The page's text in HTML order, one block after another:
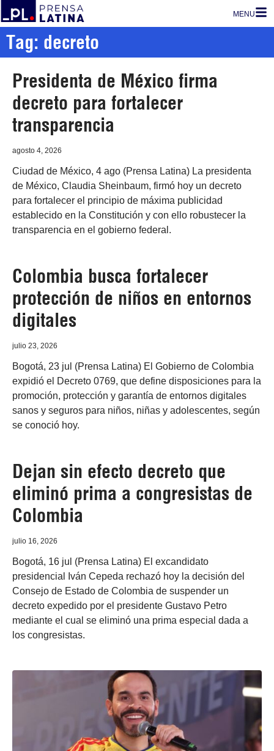
MENU
Tag: decreto
Presidenta de México firma
decreto para fortalecer
transparencia
agosto 4, 2026
Ciudad de México, 4 ago (Prensa Latina) La presidenta
de México, Claudia Sheinbaum, firmó hoy un decreto
para fortalecer el principio de máxima publicidad
establecido en la Constitución y con ello robustecer la
transparencia en el gobierno federal.
Colombia busca fortalecer
protección de niños en entornos
digitales
julio 23, 2026
Bogotá, 23 jul (Prensa Latina) El Gobierno de Colombia
expidió el Decreto 0769, que define disposiciones para la
promoción, protección y garantía de entornos digitales
sanos y seguros para niños, niñas y adolescentes, según
se conoció hoy.
Dejan sin efecto decreto que
eliminó prima a congresistas de
Colombia
julio 16, 2026
Bogotá, 16 jul (Prensa Latina) El excandidato
presidencial Iván Cepeda rechazó hoy la decisión del
Consejo de Estado de Colombia de suspender un
decreto expedido por el presidente Gustavo Petro
mediante el cual se eliminó una prima especial dada a
los congresistas.